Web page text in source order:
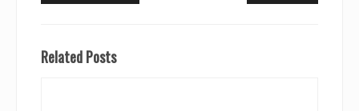
Related Posts